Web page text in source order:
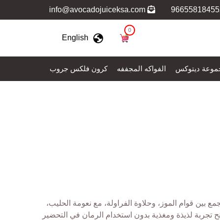
0
English
ديتوكس الفواكه المجففه كرون فلكس جروب
بين قوام الموز، وحلاوة الفراولة، مع نعومة الحليب،
تجربة لذيذة ومغذية بدون استخدام الرمان في التحضير